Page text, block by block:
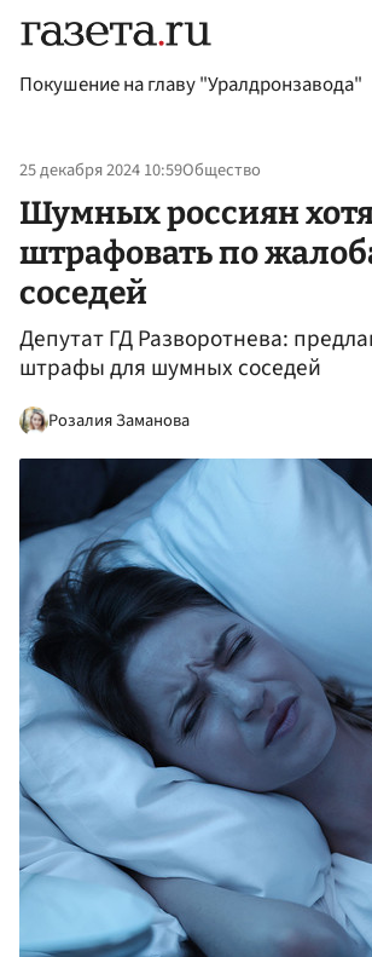
Покушение на главу "Уралдронзавода"
25 декабря 2024 10:59Общество
Шумных россиян
штрафовать по
соседей
Депутат ГД Разворотнева:
штрафы для шумных соседей
Розалия Заманова